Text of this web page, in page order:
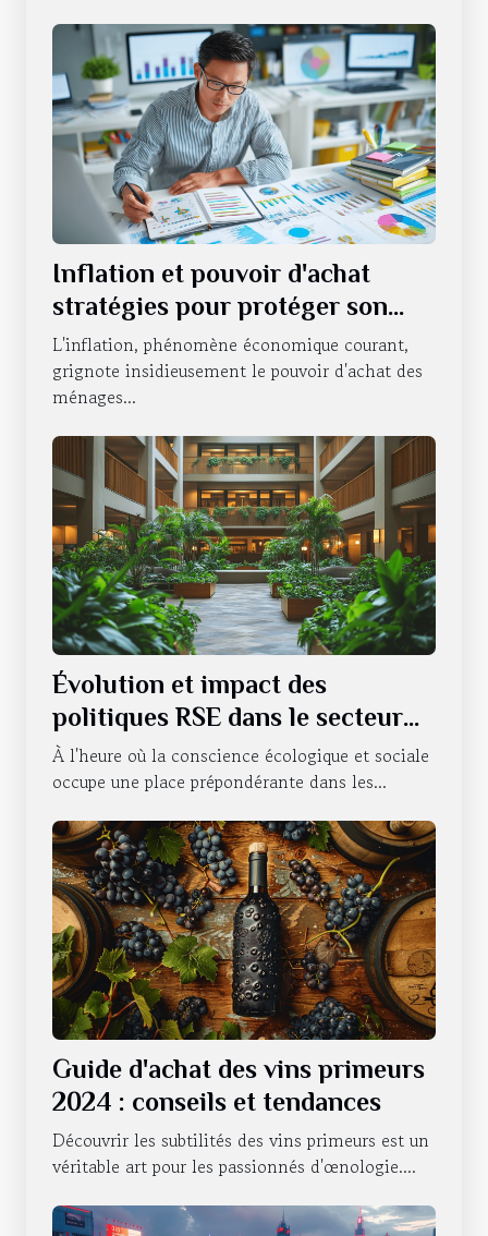
Inflation et pouvoir d'achat
stratégies pour protéger son
portefeuille en période
d'incertitude économique
L'inflation, phénomène économique courant,
grignote insidieusement le pouvoir d'achat des
ménages...
Évolution et impact des
politiques RSE dans le secteur
hôtelier
À l'heure où la conscience écologique et sociale
occupe une place prépondérante dans les...
Guide d'achat des vins primeurs
2024 : conseils et tendances
Découvrir les subtilités des vins primeurs est un
véritable art pour les passionnés d'œnologie....